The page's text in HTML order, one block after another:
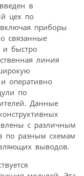
в
цех по
приборы
связанные
и быстро
линия
оперативно
по
Данные
с различным
по разным схемам
выводов.